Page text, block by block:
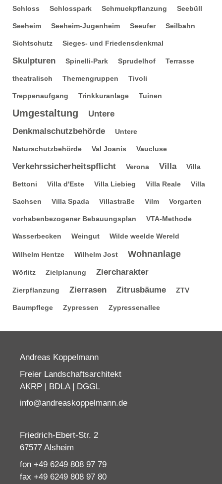
Schloss Schlosspark Schmuckpflanzung Seebüll
Seeheim Seeheim-Jugenheim Seeufer Seilbahn
Sichtschutz Sieges- und Friedensdenkmal
Skulpturen Spinelli-Park Sprudelhof Terrasse
theatralisch Themengruppen Tivoli
Treppenaufgang Trinkkuranlage Tuinen
Umgestaltung
Untere
Denkmalschutzbehörde
Untere
Naturschutzbehörde Val Joanis Vaucluse
Verkehrssicherheitspflicht Verona Villa Villa
Bettoni Villa d'Este Villa Liebieg Villa Reale Villa
Sachsen Villa Spada Villastraße Vilm Vorgarten
vorhabenbezogener Bebauungsplan VTA-Methode
Wasserbecken Weingut Wilde weelde Wereld
Wilhelm Hentze Wilhelm Jost Wohnanlage
Wörlitz Zielplanung Ziercharakter
Zierpflanzung Zierrasen Zitrusbäume ZTV
Baumpflege Zypressen Zypressenallee
Andreas Koppelmann
Freier Landschaftsarchitekt
AKRP | BDLA | DGGL
info@andreaskoppelmann.de
Friedrich-Ebert-Str. 2
67577 Alsheim
fon +49 6249 808 97 79
fax +49 6249 808 97 80